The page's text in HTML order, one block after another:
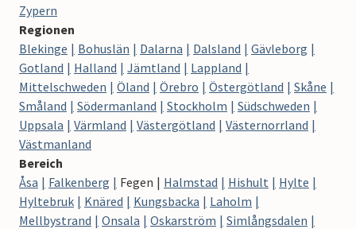
Zypern
Regionen
Blekinge
Bohuslän Dalarna Dalsland
Gävleborg
Gotland
Halland Jämtland
Lappland
Mittelschweden
Öland Örebro Östergötland
Skåne
Småland
Södermanland Stockholm
Südschweden
Uppsala
Värmland Västergötland
Västernorrland
Västmanland
Bereich
Åsa
Falkenberg Fegen Halmstad Hishult
Hylte
Hyltebruk
Knäred Kungsbacka
Laholm
Mellbystrand
Onsala Oskarström
Simlångsdalen